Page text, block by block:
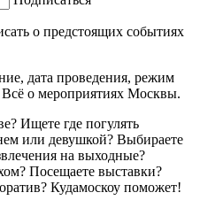
о предстоящих событиях
дата проведения, режим
о мероприятиях Москвы.
Ищете где погулять
или девушкой? Выбираете
на выходные?
Посещаете выставки?
Кудамоскоу поможет!